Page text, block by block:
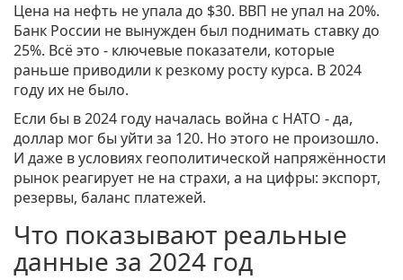
Цена на нефть не упала до $30. ВВП не упал на 20%.
Банк России не вынужден был поднимать ставку до
25%. Всё это - ключевые показатели, которые
раньше приводили к резкому росту курса. В 2024
году их не было.
Если бы в 2024 году началась война с НАТО - да,
доллар мог бы уйти за 120. Но этого не произошло.
И даже в условиях геополитической напряжённости
рынок реагирует не на страхи, а на цифры: экспорт,
резервы, баланс платежей.
Что показывают реальные
данные за 2024 год